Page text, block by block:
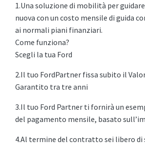
1.Una soluzione di mobilità per
nuova con un costo mensile di guida
ai normali piani finanziari.
Come funziona?
Scegli la tua Ford
2.Il tuo FordPartner fissa subito il
Garantito tra tre anni
3.Il tuo Ford Partner ti fornirà un
del pagamento mensile, basato
4.Al termine del contratto sei libero di